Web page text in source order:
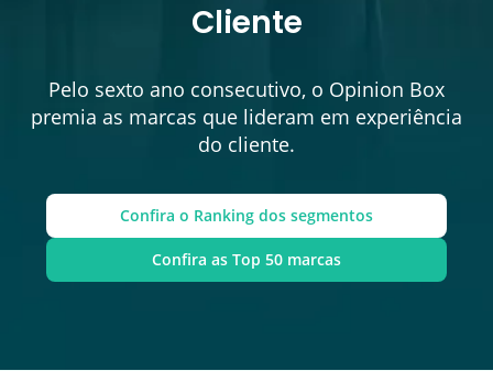
Cliente
Pelo sexto ano consecutivo, o Opinion Box
premia as marcas que lideram em experiência
do cliente.
Confira as Top 50 marcas
Confira o Ranking dos segmentos